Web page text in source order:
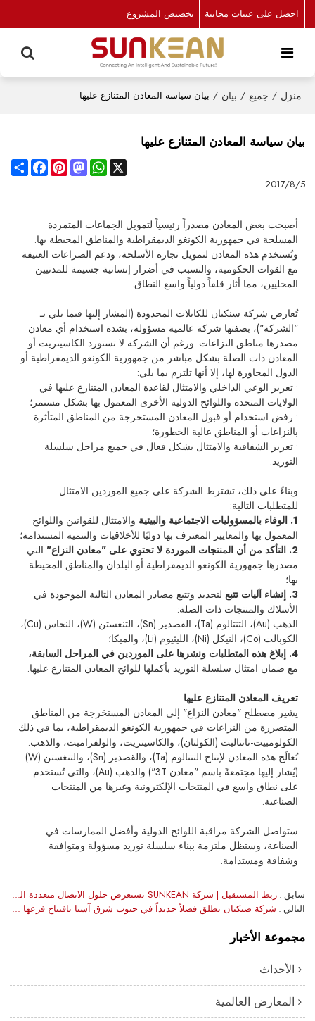
احصل على عينات مجانية تخصيص المشروع
منزل / جميع / بيان / بيان سياسة المعادن المتنازع عليها
بيان سياسة المعادن المتنازع عليها
Share
FacebookPinterestMastodon
WhatsApp
X
2017/8/5
أصبحت بعض المعادن مصدراً رئيسياً لتمويل الجماعات المتمردة
المسلحة في جمهورية الكونغو الديمقراطية والمناطق المحيطة بها.
وتُستخدم هذه المعادن لتمويل تجارة الأسلحة، ودعم الصراعات العنيفة
مع القوات الحكومية، والتسبب في أضرار إنسانية جسيمة للمدنيين
المحليين، مما أثار قلقاً دولياً واسع النطاق.
تُعارض شركة سنكيان للكابلات المحدودة (المشار إليها فيما يلي بـ
"الشركة")، بصفتها شركة عالمية مسؤولة، بشدة استخدام أي معادن
مصدرها مناطق النزاعات. ورغم أن الشركة لا تستورد الكاسيتريت أو
المعادن ذات الصلة بشكل مباشر من جمهورية الكونغو الديمقراطية أو
الدول المجاورة لها، إلا أنها تلتزم بما يلي:
• تعزيز الوعي الداخلي والامتثال لقاعدة المعادن المتنازع عليها في
الولايات المتحدة واللوائح الدولية الأخرى المعمول بها بشكل مستمر؛
• رفض استخدام أو قبول المعادن المستخرجة من المناطق المتأثرة
بالنزاعات أو المناطق عالية الخطورة؛
• تعزيز الشفافية والامتثال بشكل فعال في جميع مراحل سلسلة
التوريد.
وبناءً على ذلك، تشترط الشركة على جميع الموردين الامتثال
للمتطلبات التالية:
1. الوفاء بالمسؤوليات الاجتماعية والبيئية
والامتثال للقوانين واللوائح
المعمول بها والمعايير المعترف بها دوليًا للأخلاقيات والتنمية المستدامة؛
2. التأكد من أن المنتجات الموردة لا تحتوي على "معادن النزاع"
التي
مصدرها جمهورية الكونغو الديمقراطية أو البلدان والمناطق المحيطة
بها؛
3. إنشاء آليات تتبع
لتحديد وتتبع مصادر المعادن التالية الموجودة في
الأسلاك والمنتجات ذات الصلة:
الذهب (Au)، التنتالوم (Ta)، القصدير (Sn)، التنغستن (W)، النحاس (Cu)،
الكوبالت (Co)، النيكل (Ni)، الليثيوم (Li)، والميكا؛
4. إبلاغ هذه المتطلبات ونشرها على الموردين في المراحل السابقة،
مع ضمان امتثال سلسلة التوريد بأكملها للوائح المعادن المتنازع عليها.
تعريف المعادن المتنازع عليها
يشير مصطلح "معادن النزاع" إلى المعادن المستخرجة من المناطق
المتضررة من النزاعات في جمهورية الكونغو الديمقراطية، بما في ذلك
الكولومبيت-تانتاليت (الكولتان)، والكاسيتريت، والولفراميت، والذهب.
تُعالَج هذه المعادن لإنتاج التنتالوم (Ta)، والقصدير (Sn)، والتنغستن (W)
(يُشار إليها مجتمعةً باسم "معادن 3T") والذهب (Au)، والتي تُستخدم
على نطاق واسع في المنتجات الإلكترونية وغيرها من المنتجات
الصناعية.
ستواصل الشركة مراقبة اللوائح الدولية وأفضل الممارسات في
الصناعة، وستظل ملتزمة ببناء سلسلة توريد مسؤولة ومتوافقة
وشفافة ومستدامة.
سابق
ربط المستقبل | شركة SUNKEAN تستعرض حلول الاتصال متعددة المجالات في معرض SNEC شنغهاي
التالي
شركة صنكيان تطلق فصلاً جديداً في جنوب شرق آسيا بافتتاح فرعها الرسمي في بانكوك، تايلاند
مجموعة الأخبار
الأحداث
المعارض العالمية